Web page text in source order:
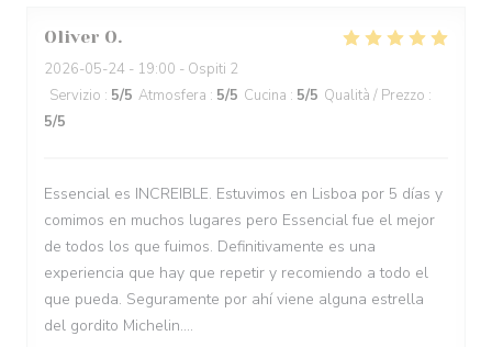
Oliver O
2026-05-24 - 19:00 - Ospiti 2
Servizio : 5/5 Atmosfera : 5/5 Cucina : 5/5 Qualità / Prezzo :
5/5
Essencial es INCREIBLE. Estuvimos en Lisboa por 5 días y
comimos en muchos lugares pero Essencial fue el mejor
de todos los que fuimos. Definitivamente es una
experiencia que hay que repetir y recomiendo a todo el
que pueda. Seguramente por ahí viene alguna estrella
del gordito Michelin....